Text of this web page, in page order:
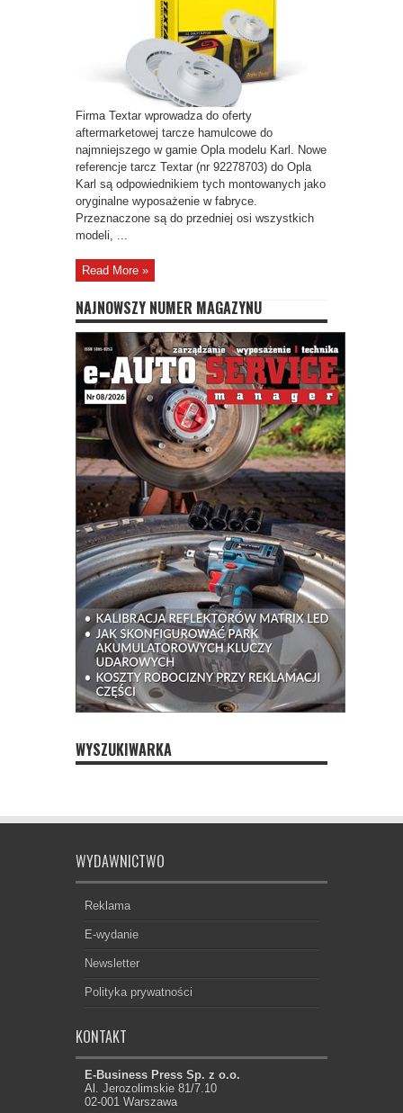
Firma Textar wprowadza do oferty
aftermarketowej tarcze hamulcowe do
najmniejszego w gamie Opla modelu Karl. Nowe
referencje tarcz Textar (nr 92278703) do Opla
Karl są odpowiednikiem tych montowanych jako
oryginalne wyposażenie w fabryce.
Przeznaczone są do przedniej osi wszystkich
modeli, ...
Read More »
NAJNOWSZY NUMER MAGAZYNU
WYSZUKIWARKA
WYDAWNICTWO
Reklama
E-wydanie
Newsletter
Polityka prywatności
KONTAKT
E-Business Press Sp. z o.o.
Al. Jerozolimskie 81/7.10
02-001 Warszawa